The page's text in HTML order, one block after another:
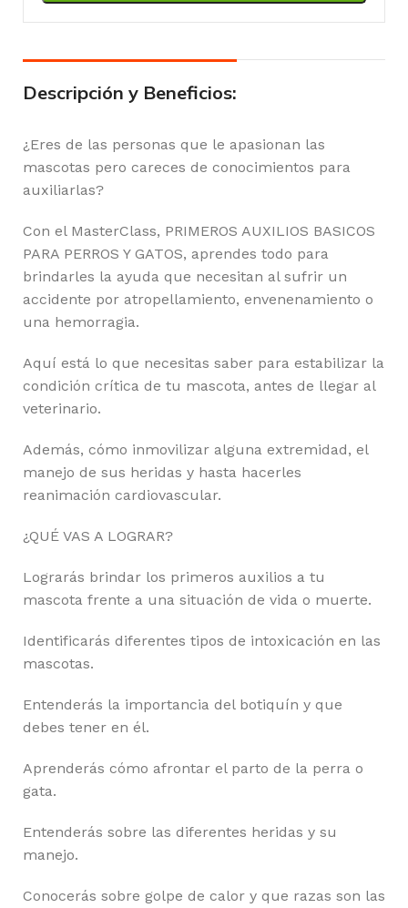
Descripción y Beneficios:
¿Eres de las personas que le apasionan las
mascotas pero careces de conocimientos para
auxiliarlas?
Con el MasterClass, PRIMEROS AUXILIOS BASICOS
PARA PERROS Y GATOS, aprendes todo para
brindarles la ayuda que necesitan al sufrir un
accidente por atropellamiento, envenenamiento o
una hemorragia.
Aquí está lo que necesitas saber para estabilizar la
condición crítica de tu mascota, antes de llegar al
veterinario.
Además, cómo inmovilizar alguna extremidad, el
manejo de sus heridas y hasta hacerles
reanimación cardiovascular.
¿QUÉ VAS A LOGRAR?
Lograrás brindar los primeros auxilios a tu
mascota frente a una situación de vida o muerte.
Identificarás diferentes tipos de intoxicación en las
mascotas.
Entenderás la importancia del botiquín y que
debes tener en él.
Aprenderás cómo afrontar el parto de la perra o
gata.
Entenderás sobre las diferentes heridas y su
manejo.
Conocerás sobre golpe de calor y que razas son las